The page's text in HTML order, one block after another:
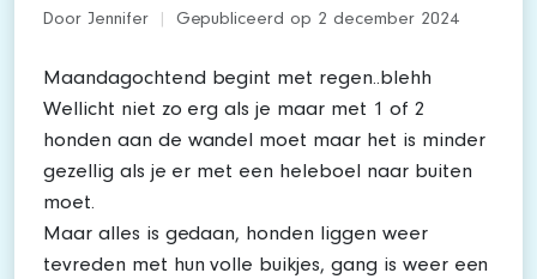
Door Jennifer Gepubliceerd op 2 december 2024
Maandagochtend begint met regen..blehh
Wellicht niet zo erg als je maar met 1 of 2
honden aan de wandel moet maar het is minder
gezellig als je er met een heleboel naar buiten
moet.
Maar alles is gedaan, honden liggen weer
tevreden met hun volle buikjes, gang is weer een